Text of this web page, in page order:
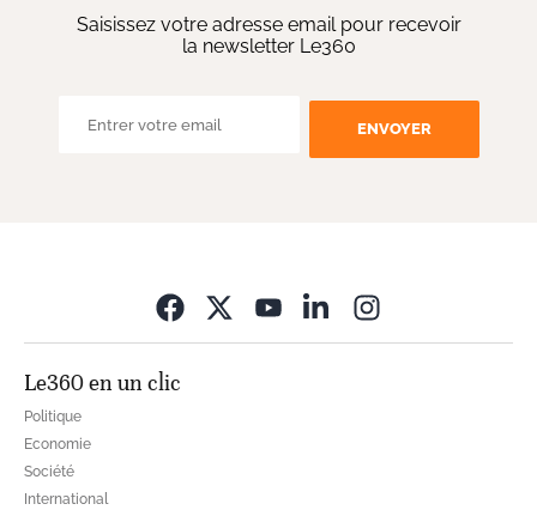
Saisissez votre adresse email pour recevoir
la newsletter Le360
ENVOYER
Le360 en un clic
Politique
Economie
Société
International